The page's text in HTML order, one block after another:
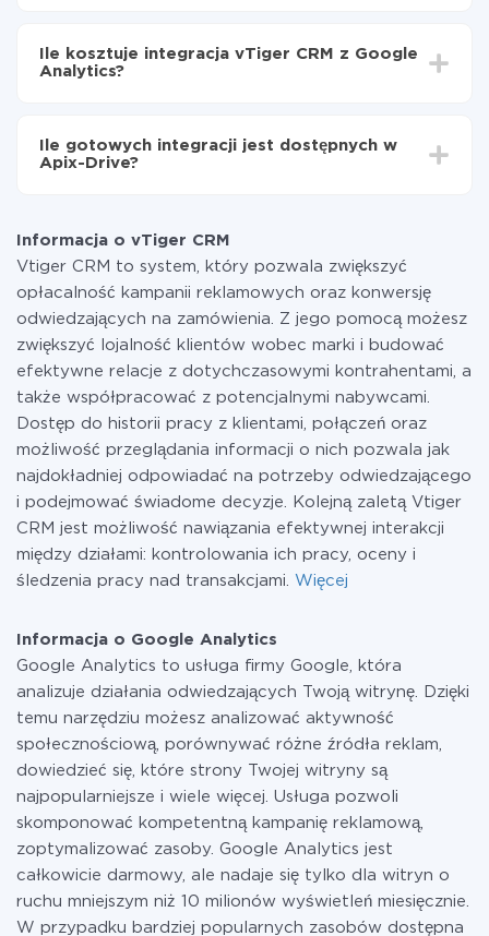
vTiger CRM do Google Analytics
od 5 do 30 minut. Konfiguracja zajmuje średnio 10-15
minut.
Ile kosztuje integracja vTiger CRM z Google
Analytics?
Płacisz tylko za ilość danych, która faktycznie jest
przekazywana z jednego z Twoich systemów do
w razie potrzeby przełączyć się na płatną. Więcej
informacji otaryfach.
Ile gotowych integracji jest dostępnych w
Apix-Drive?
Informacja o vTiger CRM
Vtiger CRM to system, który pozwala zwiększyć
opłacalność kampanii reklamowych oraz konwersję
odwiedzających na zamówienia. Z jego pomocą możesz
zwiększyć lojalność klientów wobec marki i budować
efektywne relacje z dotychczasowymi kontrahentami, a
także współpracować z potencjalnymi nabywcami.
Dostęp do historii pracy z klientami, połączeń oraz
możliwość przeglądania informacji o nich pozwala jak
najdokładniej odpowiadać na potrzeby odwiedzającego
i podejmować świadome decyzje. Kolejną zaletą Vtiger
CRM jest możliwość nawiązania efektywnej interakcji
między działami: kontrolowania ich pracy, oceny i
śledzenia pracy nad transakcjami. Więcej
Informacja o Google Analytics
Google Analytics to usługa firmy Google, która
analizuje działania odwiedzających Twoją witrynę. Dzięki
temu narzędziu możesz analizować aktywność
społecznościową, porównywać różne źródła reklam,
dowiedzieć się, które strony Twojej witryny są
najpopularniejsze i wiele więcej. Usługa pozwoli
skomponować kompetentną kampanię reklamową,
zoptymalizować zasoby. Google Analytics jest
całkowicie darmowy, ale nadaje się tylko dla witryn o
ruchu mniejszym niż 10 milionów wyświetleń miesięcznie.
W przypadku bardziej popularnych zasobów dostępna